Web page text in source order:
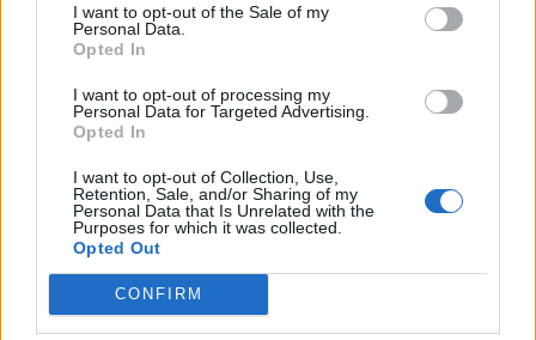
I want to opt-out of the Sale of my
Personal Data.
Opted In
I want to opt-out of processing my
Personal Data for Targeted Advertising.
Opted In
I want to opt-out of Collection, Use,
Retention, Sale, and/or Sharing of my
Personal Data that Is Unrelated with the
Purposes for which it was collected.
Opted Out
CONFIRM
Σχετικά Άρθρα